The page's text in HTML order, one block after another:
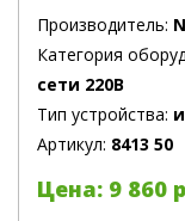
Производитель:
Категория
сети 220В
Тип устройства:
Артикул: 8413 50
Цена: 9 860